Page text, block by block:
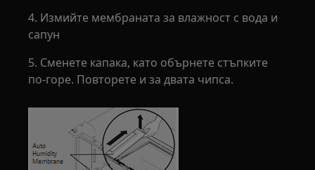
4. Измийте мембраната за влажност с вода и
сапун
5. Сменете капака, като обърнете стъпките
по-горе. Повторете и за двата чипса.